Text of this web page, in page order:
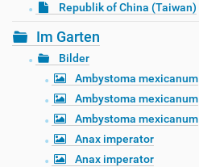
Republik of China (Taiwan)
Im Garten
Bilder
Ambystoma mexicanum
Ambystoma mexicanum
Ambystoma mexicanum
Anax imperator
Anax imperator